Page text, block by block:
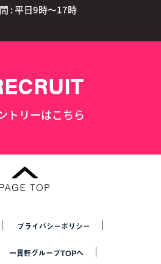
: 平日9時～17時
トリーはこちら
プライバシーポリシー
一貫軒グループTOPへ